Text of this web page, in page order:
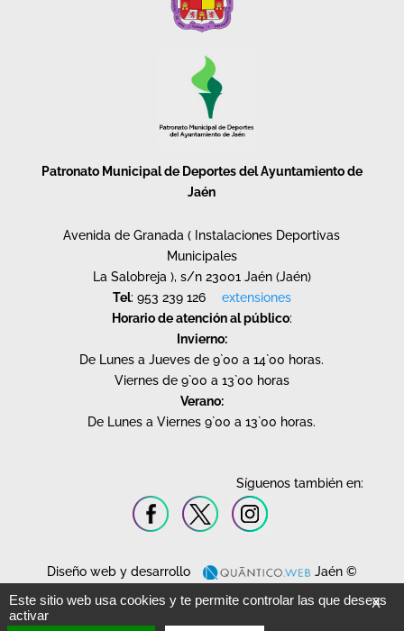
Patronato Municipal de Deportes del Ayuntamiento de
Jaén
Avenida de Granada ( Instalaciones Deportivas
Municipales
La Salobreja ), s/n 23001 Jaén (Jaén)
Tel: 953 239 126
extensiones
Horario de atención al público:
Invierno:
De Lunes a Jueves de 9`00 a 14`00 horas.
Viernes de 9`00 a 13`00 horas
Verano:
De Lunes a Viernes 9`00 a 13`00 horas.
Síguenos también en:
Diseño web y desarrollo
Jaén ©
X
Este sitio web usa cookies y te permite controlar las que deseas
activar